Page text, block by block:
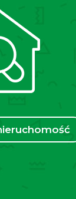
ciepła
w
do
wzgórzu z
odległości
sprawnego
oraz